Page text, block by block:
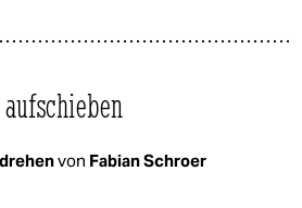
von Fabian Schroer